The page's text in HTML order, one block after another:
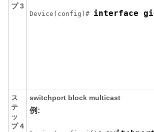
プ 3
Device(config)# interface
ス
テ
ッ
プ 4
switchport block multicast
例: